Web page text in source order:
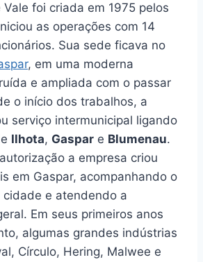
foi criada em 1975 pelos
as operações com 14
Sua sede ficava no
, em uma moderna
e ampliada com o passar
o início dos trabalhos, a
serviço intermunicipal ligando
Ilhota, Gaspar e Blumenau.
a empresa criou
em Gaspar, acompanhando o
e atendendo a
Em seus primeiros anos
algumas grandes indústrias
Círculo, Hering, Malwee e